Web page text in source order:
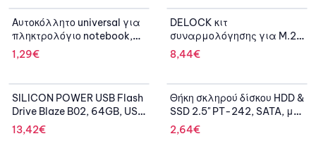
Αυτοκόλλητο universal για
πληκτρολόγιο notebook,
White (0.11mm)
1,29€
DELOCK κιτ
συναρμολόγησης για M.2
SSD/Module 18288, 31τμχ
8,44€
SILICON POWER USB Flash
Drive Blaze B02, 64GB, USB
3.2, μαύρο
13,42€
Θήκη σκληρού δίσκου HDD &
SSD 2.5" PT-242, SATA, με
ύψος 12.7mm
2,64€